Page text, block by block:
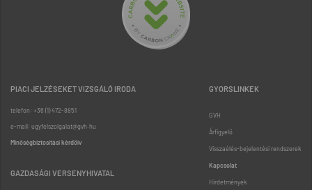
PIACI JELZÉSEKET VIZSGÁLÓ IRODA
telefon: +36 (1) 472-8851
e-mail: ugyfelszolgalat@gvh.hu
Minőségbiztosítási kérdőív
GAZDASÁGI VERSENYHIVATAL
GYORSLINKEK
GVH
Árfigyelő
Visszaélés-bejelentési rendszerek
Kapcsolat
Hirdetmények